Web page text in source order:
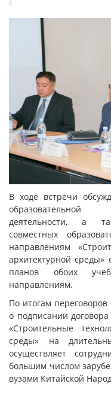
В ходе встречи
образовательной
деятельности, а
совместных
направлениям
архитектурной
планов обоих
направлениям.
По итогам
о подписании
«Строительные
среды» на
осуществляет
большим числом
вузами Китайской